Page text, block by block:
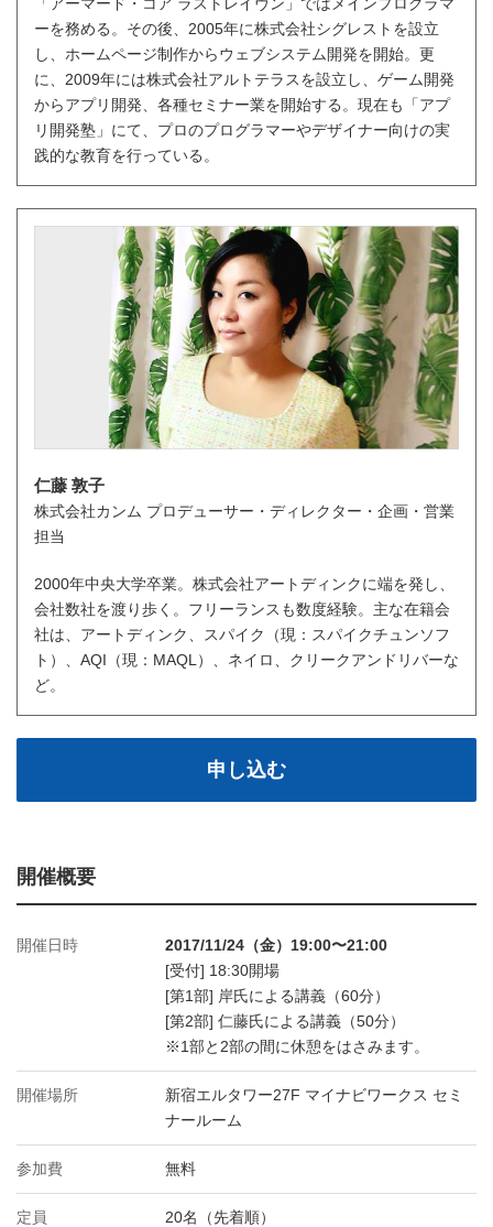
「アーマード・コア ラストレイヴン」ではメインプログラマ
ーを務める。その後、2005年に株式会社シグレストを設立
し、ホームページ制作からウェブシステム開発を開始。更
に、2009年には株式会社アルトテラスを設立し、ゲーム開発
からアプリ開発、各種セミナー業を開始する。現在も「アプ
リ開発塾」にて、プロのプログラマーやデザイナー向けの実
践的な教育を行っている。
仁藤 敦子
株式会社カンム プロデューサー・ディレクター・企画・営業
担当
2000年中央大学卒業。株式会社アートディンクに端を発し、
会社数社を渡り歩く。フリーランスも数度経験。主な在籍会
社は、アートディンク、スパイク（現：スパイクチュンソフ
ト）、AQI（現：MAQL）、ネイロ、クリークアンドリバーな
ど。
申し込む
開催概要
開催日時
2017/11/24（金）19:00〜21:00
[受付] 18:30開場
[第1部] 岸氏による講義（60分）
[第2部] 仁藤氏による講義（50分）
※1部と2部の間に休憩をはさみます。
開催場所
新宿エルタワー27F マイナビワークス セミ
ナールーム
参加費 無料
定員 20名（先着順）